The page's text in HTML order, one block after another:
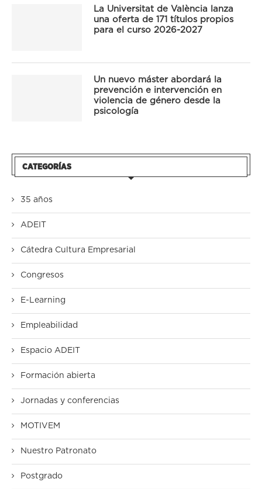
La Universitat de València lanza
una oferta de 171 títulos propios
para el curso 2026-2027
Un nuevo máster abordará la
prevención e intervención en
violencia de género desde la
psicología
CATEGORÍAS
35 años
ADEIT
Cátedra Cultura Empresarial
Congresos
E-Learning
Empleabilidad
Espacio ADEIT
Formación abierta
Jornadas y conferencias
MOTIVEM
Nuestro Patronato
Postgrado